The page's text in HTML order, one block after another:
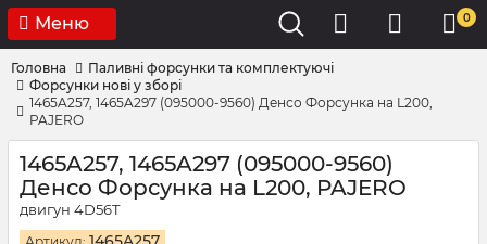
Меню 0
Головна
Паливні форсунки та комплектуючі
Форсунки нові у зборі
1465A257, 1465A297 (095000-9560) Денсо Форсунка на L200,
PAJERO
1465A257, 1465A297 (095000-9560)
Денсо Форсунка на L200, PAJERO
двигун 4D56T